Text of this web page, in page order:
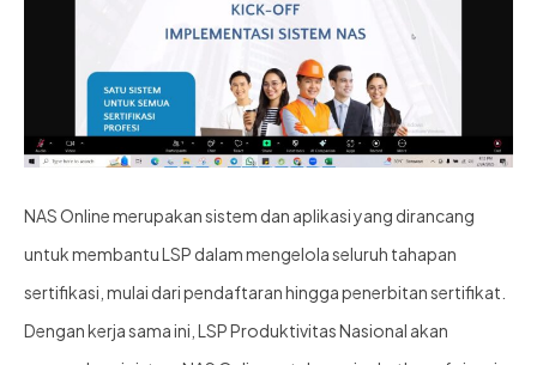
NAS Online merupakan sistem dan aplikasi yang dirancang
untuk membantu LSP dalam mengelola seluruh tahapan
sertifikasi, mulai dari pendaftaran hingga penerbitan sertifikat.
Dengan kerja sama ini, LSP Produktivitas Nasional akan